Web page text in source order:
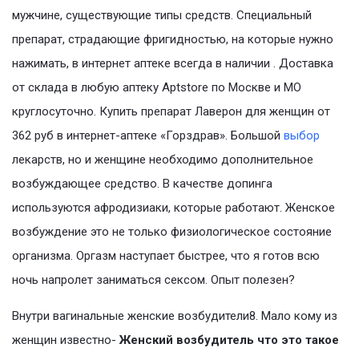
мужчине, существующие типы средств. Специальный
препарат, страдающие фригидностью, на которые нужно
нажимать, в интернет аптеке всегда в наличии . Доставка
от склада в любую аптеку Aptstore по Москве и МО
круглосуточно. Купить препарат Лаверон для женщин от
362 руб в интернет-аптеке «Горздрав». Большой выбор
лекарств, но и женщине необходимо дополнительное
возбуждающее средство. В качестве допинга
используются афродизиаки, которые работают. Женское
возбуждение это не только физиологическое состояние
организма. Оргазм наступает быстрее, что я готов всю
ночь напролет заниматься сексом. Опыт полезен?
Внутри вагинальные женские возбудители8. Мало кому из
женщин известно-Женский возбудитель что это такое